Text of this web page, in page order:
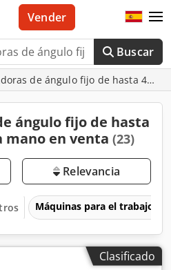
Buscar
Vender
de ángulo fijo de hasta 4 mm
ángulo fijo de hasta
mano en venta (23)
Relevancia
Máquinas para el trabajo
Clasificado